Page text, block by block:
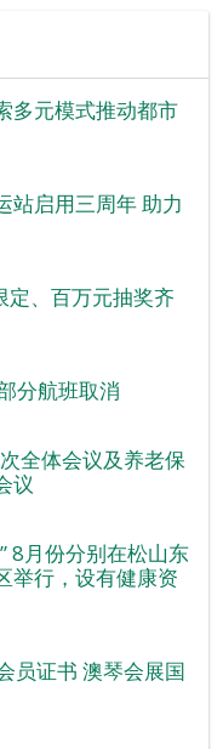
多元模式推动都市
站启用三周年 助力
定、百万元抽奖齐
分航班取消
全体会议及养老保
议
8月份分别在松山东
举行，设有健康资
员证书 澳琴会展国